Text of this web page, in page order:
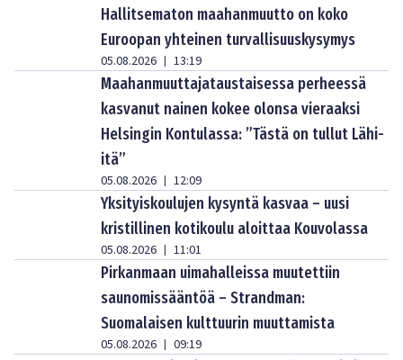
Hallitsematon maahanmuutto on koko
Euroopan yhteinen turvallisuuskysymys
05.08.2026 | 13:19
Maahanmuuttajataustaisessa perheessä
kasvanut nainen kokee olonsa vieraaksi
Helsingin Kontulassa: ”Tästä on tullut Lähi-
itä”
05.08.2026 | 12:09
Yksityiskoulujen kysyntä kasvaa – uusi
kristillinen kotikoulu aloittaa Kouvolassa
05.08.2026 | 11:01
Pirkanmaan uimahalleissa muutettiin
saunomissääntöä – Strandman:
Suomalaisen kulttuurin muuttamista
05.08.2026 | 09:19